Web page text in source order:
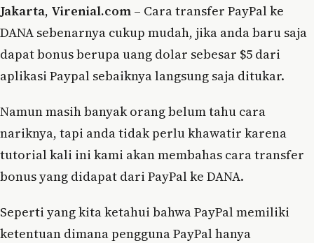
Jakarta, Virenial.com – Cara transfer PayPal ke
DANA sebenarnya cukup mudah, jika anda baru saja
dapat bonus berupa uang dolar sebesar $5 dari
aplikasi Paypal sebaiknya langsung saja ditukar.
Namun masih banyak orang belum tahu cara
nariknya, tapi anda tidak perlu khawatir karena
tutorial kali ini kami akan membahas cara transfer
bonus yang didapat dari PayPal ke DANA.
Seperti yang kita ketahui bahwa PayPal memiliki
ketentuan dimana pengguna PayPal hanya